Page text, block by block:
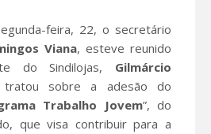
feira, 22, o secretário
Viana, esteve reunido
do Sindilojas, Gilmárcio
sobre a adesão do
Trabalho Jovem”, do
que visa contribuir para a